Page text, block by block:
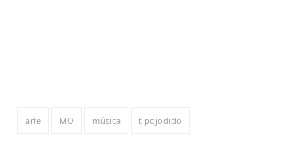
arte MO música tipojodido